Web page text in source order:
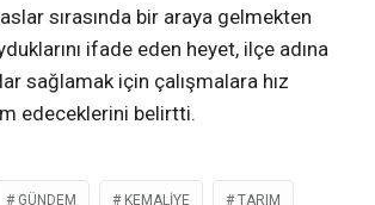
sırasında bir araya gelmekten
ifade eden heyet, ilçe adına
sağlamak için çalışmalara hız
edeceklerini belirtti.
GÜNDEM KEMALIYE TARIM